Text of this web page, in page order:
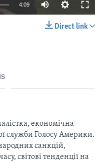
4:09
Direct link
економічна
служби Голосу Америки.
санкцій,
світові тенденції на